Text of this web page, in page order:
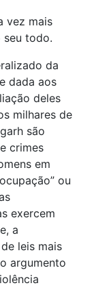
vez mais
todo.
da
dada aos
deles
milhares de
são
crimes
em
ou
exercem
a
leis mais
argumento